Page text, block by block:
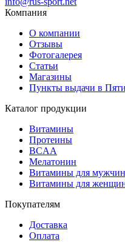
Компания
О компании
Отзывы
Фотогалерея
Статьи
Магазины
Пункты выдачи в
Каталог продукции
Витамины
Протеины
BCAA
Мелатонин
Витамины для мужчин
Витамины для
Покупателям
Доставка
Оплата